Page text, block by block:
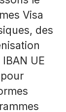
Visa
des
UE